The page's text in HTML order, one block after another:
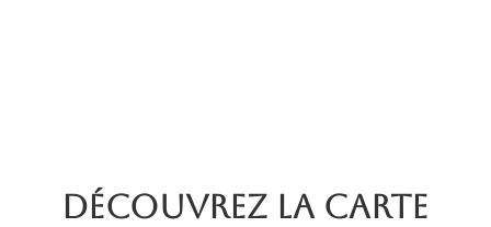
Découvrez la carte